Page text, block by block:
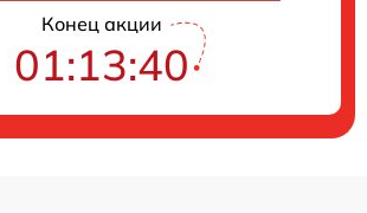
Конец акции
01:13:39